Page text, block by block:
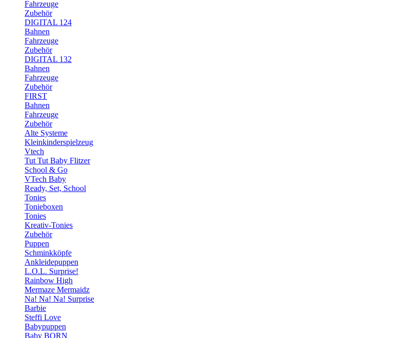
Fahrzeuge
Zubehör
DIGITAL 124
Bahnen
Fahrzeuge
Zubehör
DIGITAL 132
Bahnen
Fahrzeuge
Zubehör
FIRST
Bahnen
Fahrzeuge
Zubehör
Alte Systeme
Kleinkinderspielzeug
Vtech
Tut Tut Baby Flitzer
School & Go
VTech Baby
Ready, Set, School
Tonies
Tonieboxen
Tonies
Kreativ-Tonies
Zubehör
Puppen
Schminkköpfe
Ankleidepuppen
L.O.L. Surprise!
Rainbow High
Mermaze Mermaidz
Na! Na! Na! Surprise
Barbie
Steffi Love
Babypuppen
Baby BORN